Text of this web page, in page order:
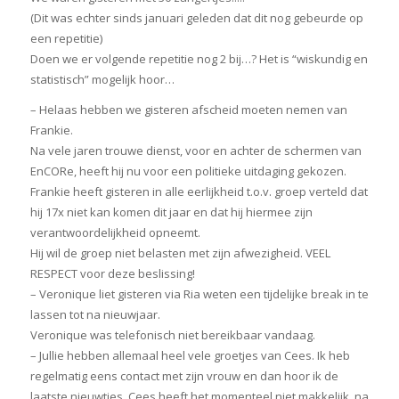
(Dit was echter sinds januari geleden dat dit nog gebeurde op
een repetitie)
Doen we er volgende repetitie nog 2 bij…? Het is “wiskundig en
statistisch” mogelijk hoor…
– Helaas hebben we gisteren afscheid moeten nemen van
Frankie.
Na vele jaren trouwe dienst, voor en achter de schermen van
EnCORe, heeft hij nu voor een politieke uitdaging gekozen.
Frankie heeft gisteren in alle eerlijkheid t.o.v. groep verteld dat
hij 17x niet kan komen dit jaar en dat hij hiermee zijn
verantwoordelijkheid opneemt.
Hij wil de groep niet belasten met zijn afwezigheid. VEEL
RESPECT voor deze beslissing!
– Veronique liet gisteren via Ria weten een tijdelijke break in te
lassen tot na nieuwjaar.
Veronique was telefonisch niet bereikbaar vandaag.
– Jullie hebben allemaal heel vele groetjes van Cees. Ik heb
regelmatig eens contact met zijn vrouw en dan hoor ik de